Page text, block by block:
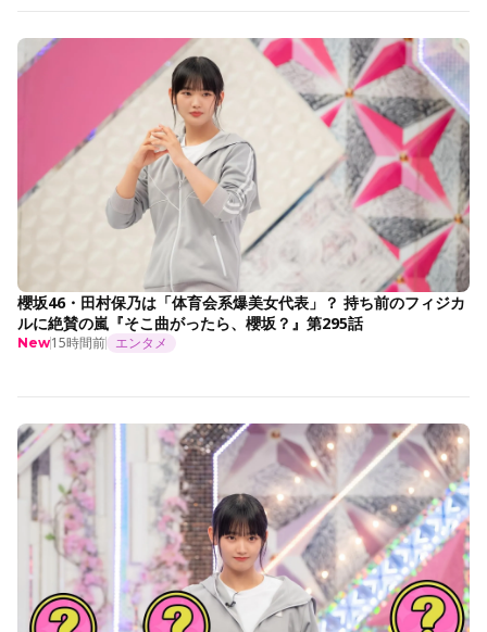
櫻坂46・田村保乃は「体育会系爆美女代表」？ 持ち前のフィジカ
ルに絶賛の嵐『そこ曲がったら、櫻坂？』第295話
New15時間前 エンタメ